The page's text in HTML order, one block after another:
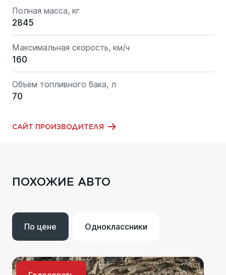
Полная масса, кг
2845
Максимальная скорость, км/ч
160
Объем топливного бака, л
70
САЙТ ПРОИЗВОДИТЕЛЯ
ПОХОЖИЕ АВТО
По цене Одноклассники